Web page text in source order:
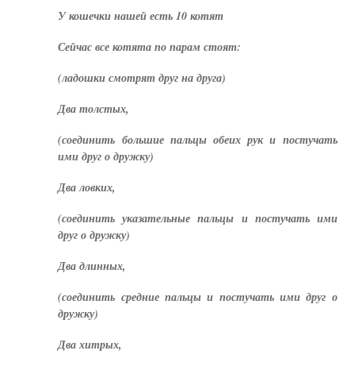
У кошечки нашей есть 10 котят
Сейчас все котята по парам стоят:
(ладошки смотрят друг на друга)
Два толстых,
(соединить большие пальцы обеих рук и постучать
ими друг о дружку)
Два ловких,
(соединить указательные пальцы и постучать ими
друг о дружку)
Два длинных,
(соединить средние пальцы и постучать ими друг о
дружку)
Два хитрых,